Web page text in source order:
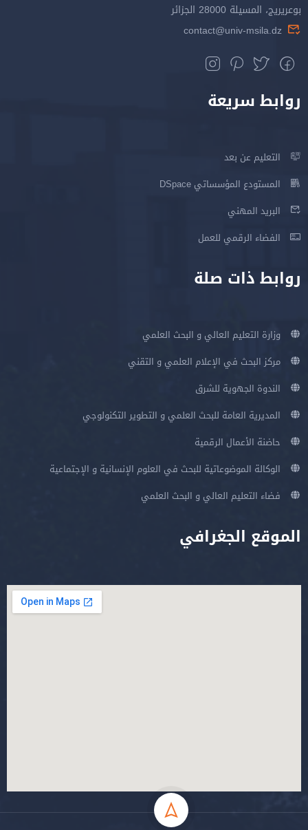
بوعريريج، المسيلة 28000 الجزائر
contact@univ-msila.dz
روابط سريعة
التعليم عن بعد
المستودع المؤسساتي DSpace
البريد المهني
الفضاء الرقمي للعمل
روابط ذات صلة
وزارة التعليم العالي و البحث العلمي
مركز البحث في الإعلام العلمي و التقني
الندوة الجهوية للشرق
المديرية العامة للبحث العلمي و التطوير التكنولوجي
حاضنة الأعمال الرقمية
الوكالة الموضوعاتية للبحث في العلوم الإنسانية و الإجتماعية
فضاء التعليم العالي و البحث العلمي
الموقع الجغرافي